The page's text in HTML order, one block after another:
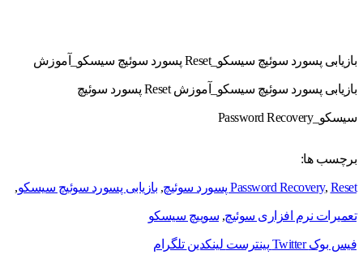
بازیابی پسورد سوئیچ سیسکو_Reset پسورد سوئیچ سیسکو_آموزش
بازیابی پسورد سوئیچ سیسکو_آموزش Reset پسورد سوئیچ
سیسکو_Password Recovery
برچسب ها:
Password Recovery, Reset پسورد سوئیچ , بازیابی پسورد سوئیچ سیسکو,
تعمیرات نرم افزاری سوئیچ, سوییچ سیسکو
فیس بوک Twitter پینترست لینکدین تلگرام